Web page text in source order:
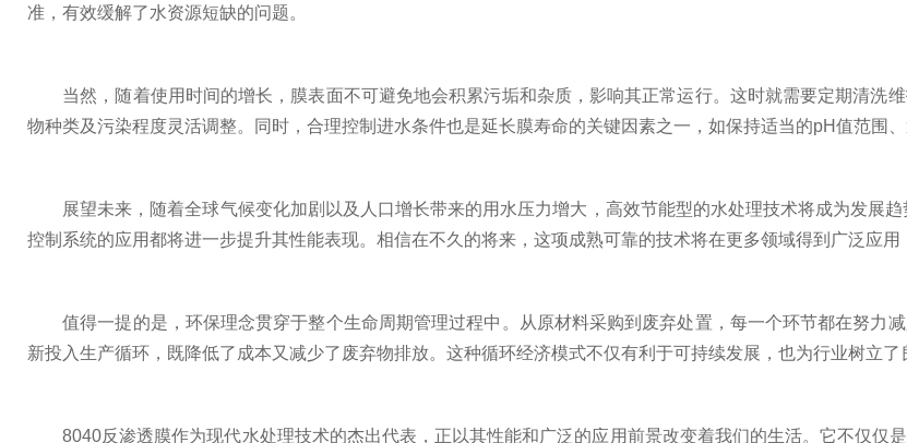
准，有效缓解了水资源短缺的问题。
当然，随着使用时间的增长，膜表面不可避免地会积累污垢和杂质，影响其正常运行。这时就需要定期清洗
物种类及污染程度灵活调整。同时，合理控制进水条件也是延长膜寿命的关键因素之一，如保持适当的pH值范围、
展望未来，随着全球气候变化加剧以及人口增长带来的用水压力增大，高效节能型的水处理技术将成为发展
控制系统的应用都将进一步提升其性能表现。相信在不久的将来，这项成熟可靠的技术将在更多领域得到广泛应用
值得一提的是，环保理念贯穿于整个生命周期管理过程中。从原材料采购到废弃处置，每一个环节都在努力
新投入生产循环，既降低了成本又减少了废弃物排放。这种循环经济模式不仅有利于可持续发展，也为行业树立了
8040反渗透膜作为现代水处理技术的杰出代表，正以其性能和广泛的应用前景改变着我们的生活。它不仅仅